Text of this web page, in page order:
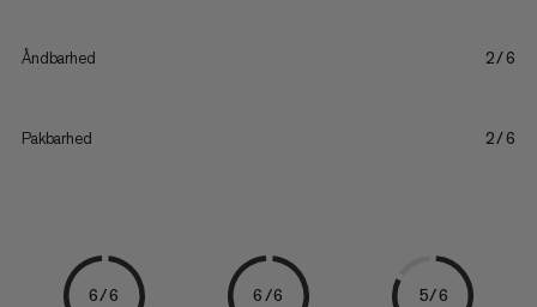
Åndbarhed 2/6
Pakbarhed 2/6
6/6 6/6 5/6